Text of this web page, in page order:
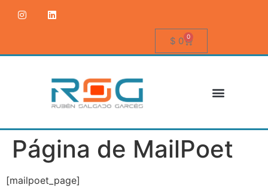
$ 0 0
Página de MailPoet
[mailpoet_page]